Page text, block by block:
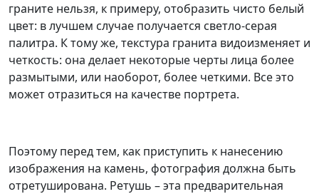
граните нельзя, к примеру, отобразить чисто белый
цвет: в лучшем случае получается светло-серая
палитра. К тому же, текстура гранита видоизменяет и
четкость: она делает некоторые черты лица более
размытыми, или наоборот, более четкими. Все это
может отразиться на качестве портрета.
Поэтому перед тем, как приступить к нанесению
изображения на камень, фотография должна быть
отретуширована. Ретушь – эта предварительная